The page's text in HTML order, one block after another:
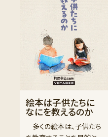
絵本は子供たちに
なにを教えるのか
多くの絵本は、子供たち